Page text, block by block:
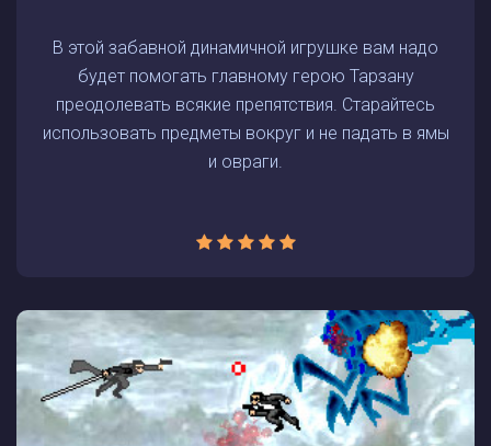
В этой забавной динамичной игрушке вам надо
будет помогать главному герою Тарзану
преодолевать всякие препятствия. Старайтесь
использовать предметы вокруг и не падать в ямы
и овраги.